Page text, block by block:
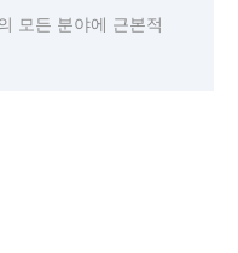
모든 분야에 근본적